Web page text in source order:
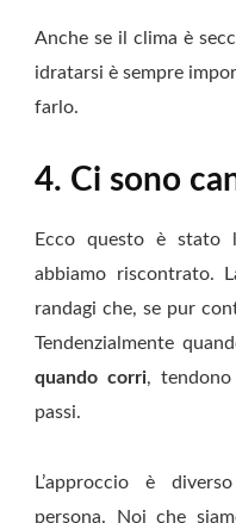
Anche se il clima è
idratarsi è sempre
farlo.
4. Ci sono
Ecco questo è stato
abbiamo riscontrato.
randagi che, se pur
Tendenzialmente
quando corri,
passi.
L’approccio è
persona. Noi che